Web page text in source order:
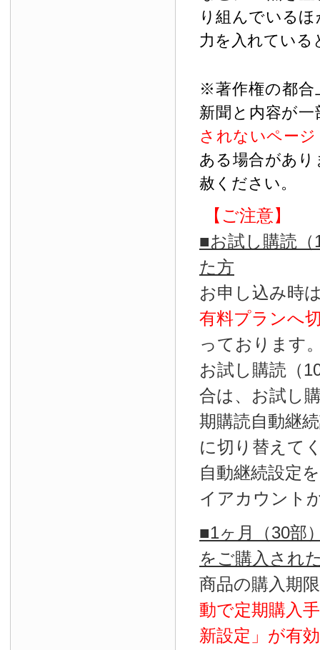
り組んでいる
力を入れている
※著作権の都合
新聞と内容が
されないペー
ある場合があ
赦ください。
【ご注意】
■お試し購読
た方
お申し込み時
有料プランへ
っております
お試し購読（
合は、お試し
期購読自動継
に切り替えて
自動継続設定
イアカウント
■1ヶ月（30部
をご購入され
商品の購入期
動で定期購入
新設定」が有効